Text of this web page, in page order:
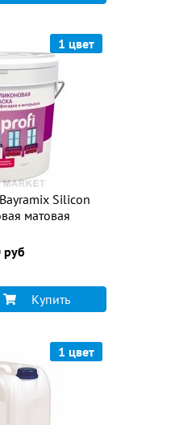
1 цвет
Silicon
матовая
руб
Купить
1 цвет